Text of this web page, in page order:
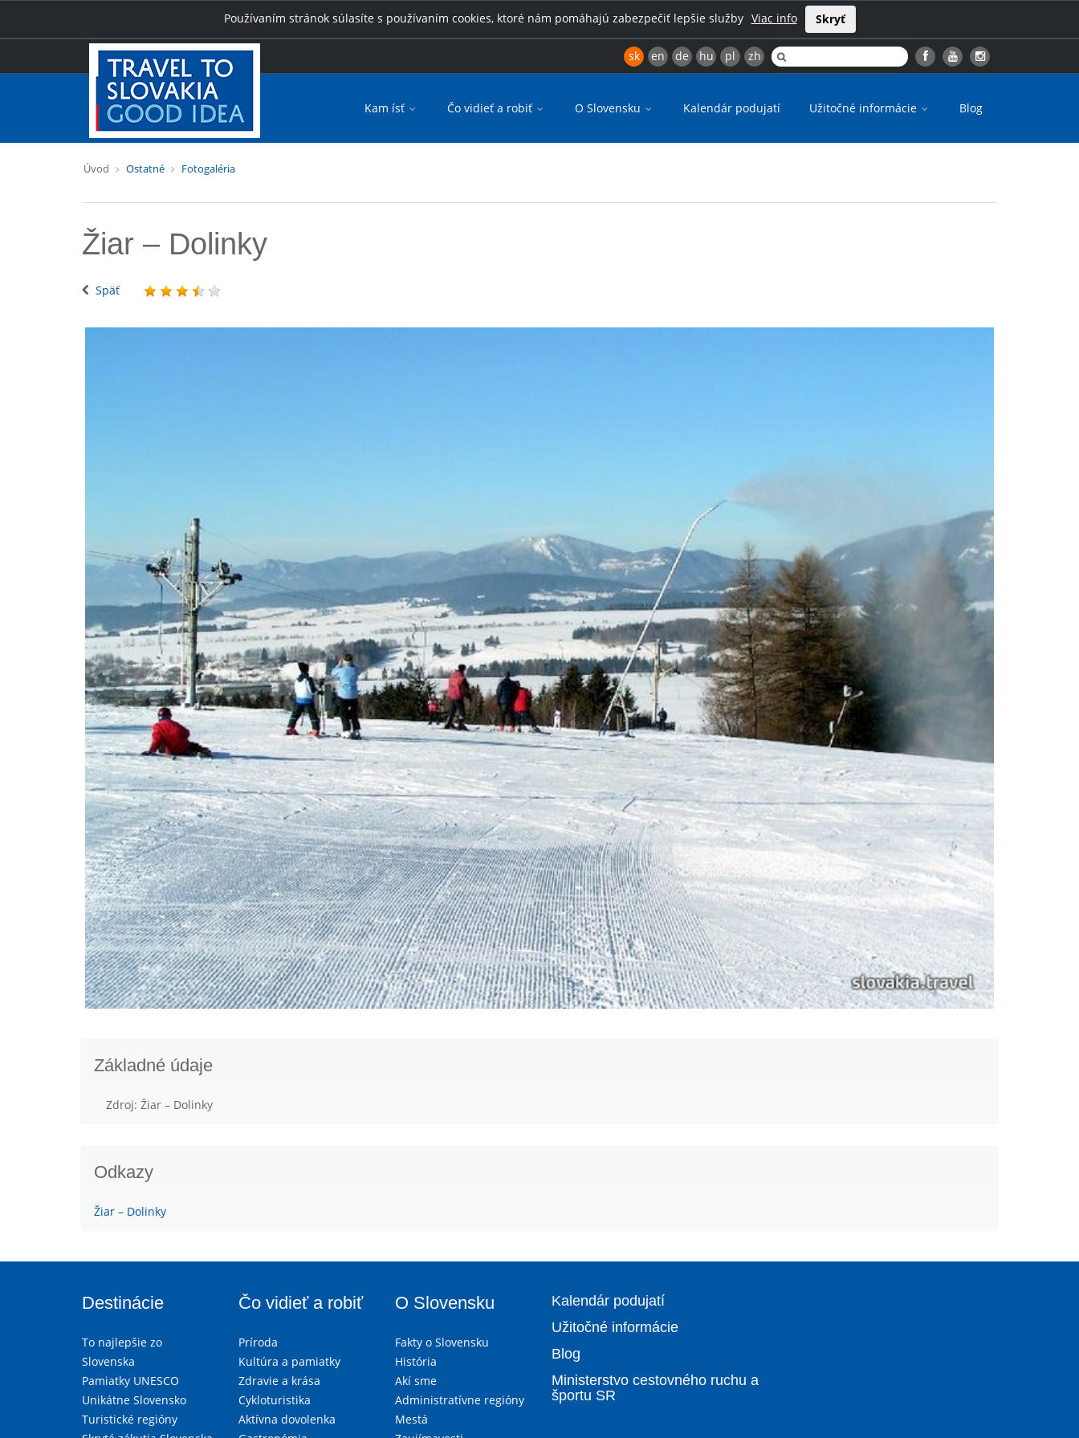
Používaním stránok súlasíte s používaním cookies, ktoré nám pomáhajú zabezpečiť lepšie služby Viac info Skryť
sk en de hu pl zh
Kam ísť Čo vidieť a robiť O Slovensku Kalendár podujatí Užitočné informácie Blog
Úvod Ostatné Fotogaléria
Žiar – Dolinky
Späť
Základné údaje
Zdroj: Žiar – Dolinky
Odkazy
Žiar – Dolinky
Destinácie
To najlepšie zo
Slovenska
Pamiatky UNESCO
Unikátne Slovensko
Turistické regióny
Čo vidieť a robiť
Príroda
Kultúra a pamiatky
Zdravie a krása
Cykloturistika
Aktívna dovolenka
O Slovensku
Fakty o Slovensku
História
Akí sme
Administratívne regióny
Mestá
Kalendár podujatí
Užitočné informácie
Blog
Ministerstvo cestovného ruchu a
športu SR